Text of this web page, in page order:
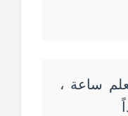
ساعة ،